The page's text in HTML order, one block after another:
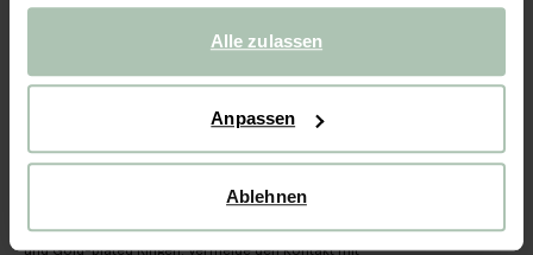
gesammelt haben.
Alle zulassen
Anpassen
Ablehnen
BESCHREIBUNG
Rosafarbener Taschen-Charm der Marke Sissy-Boy. Der
Anhänger besteht aus drei unterschiedlich großen Herzen
und Gold-plated Ringen. Vermeide den Kontakt mit